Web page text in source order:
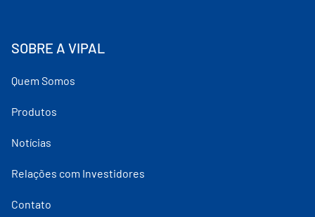
SOBRE A VIPAL
Quem Somos
Produtos
Notícias
Relações com Investidores
Contato